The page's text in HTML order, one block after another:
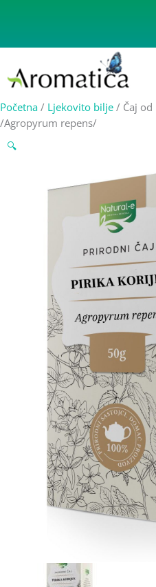
Početna / Ljekovito bilje / Čaj
/Agropyrum repens/
🔍